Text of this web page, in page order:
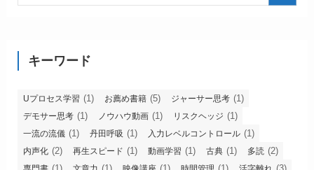
キーワード
Uプロセス学習 (1) お薦め書籍 (5) ジャーサー思考 (1)
デモサー思考 (1) ノウハウ動画 (1) リスクヘッジ (1)
一流の流儀 (1) 丹田呼吸 (1) 入力レベルコントロール (1)
内声化 (2) 再生スピード (1) 動画学習 (1) 古典 (1) 多読 (2)